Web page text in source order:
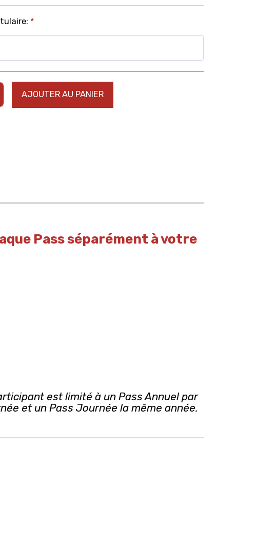
*
AJOUTER AU PANIER
Pass séparément à votre
est limité à un Pass Annuel par
et un Pass Journée la même année.